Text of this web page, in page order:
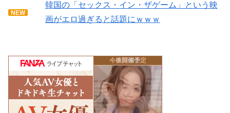
NEW
韓国の「セックス・イン・ザゲーム」という映
画がエロ過ぎると話題にｗｗｗ